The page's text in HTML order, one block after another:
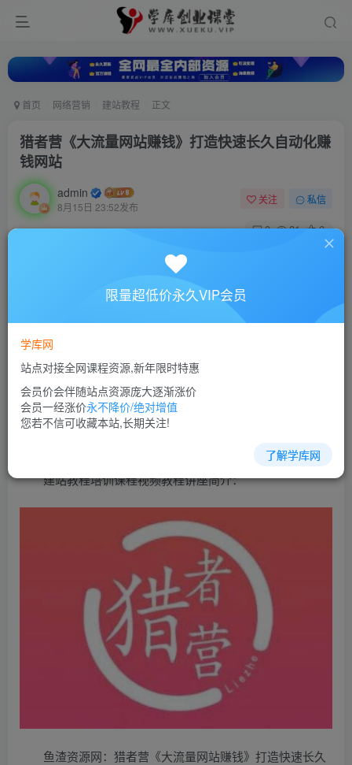
首页 网络营销 建站教程 正文
猎者营《大流量网站赚钱》打造快速长久自动化赚
钱网站
admin
8月15日 23:52发布
关注 私信
0 31 0
猎者营《大流量网站赚钱》打造快速长久自动化赚钱网站
此内容为付费资源，请付费后查看
10
立即购买
您当前未登录！建议登陆后购买，可保存购买订单
建站教程培训课程视频教程讲座简介：
鱼渣资源网：猎者营《大流量网站赚钱》打造快速长久
限量超低价永久VIP会员
学库网
站点对接全网课程资源,新年限时特惠
会员价会伴随站点资源庞大逐渐涨价
会员一经涨价永不降价/绝对增值
您若不信可收藏本站,长期关注!
了解学库网